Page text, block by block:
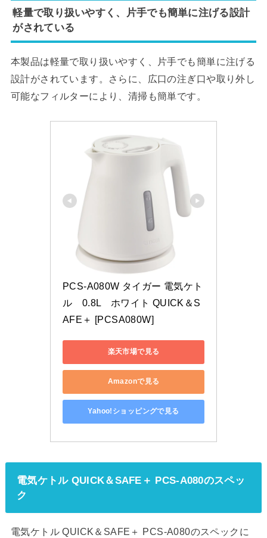
軽量で取り扱いやすく、片手でも簡単に注げる設計
がされている
本製品は軽量で取り扱いやすく、片手でも簡単に注げる
設計がされています。さらに、広口の注ぎ口や取り外し
可能なフィルターにより、清掃も簡単です。
PCS-A080W タイガー 電気ケト
ル　0.8L　ホワイト QUICK＆S
AFE＋ [PCSA080W]
楽天市場で見る
Amazonで見る
Yahoo!ショッピングで見る
電気ケトル QUICK＆SAFE＋ PCS-A080のスペッ
ク
電気ケトル QUICK＆SAFE＋ PCS-A080のスペックに